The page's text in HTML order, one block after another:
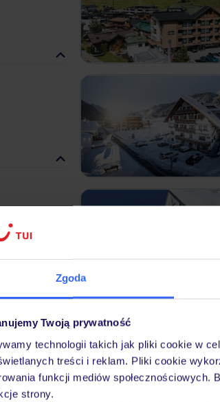
Zgoda
Twoją prywatność
technologii takich jak pliki cookie w
treści i reklam. Pliki cookie
funkcji mediów społecznościowych.
strony.
W naszej ofercie
Galtuer-Paznaun Narty
Alpy Kitzbuhelskie Narty